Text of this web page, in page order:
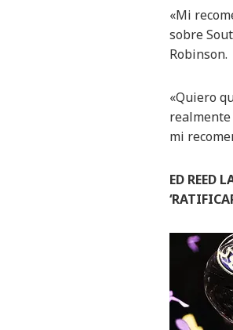
«Mi
sobre
Robinson.
«Quiero
realmente
mi
ED REED